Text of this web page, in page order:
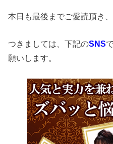
本日も最後までご愛読頂き
つきましては、下記のSNS
願いします。